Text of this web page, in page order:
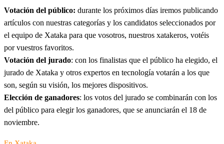
Votación del público: durante los próximos días iremos publicando
artículos con nuestras categorías y los candidatos seleccionados por
el equipo de Xataka para que vosotros, nuestros xatakeros, votéis
por vuestros favoritos.
Votación del jurado: con los finalistas que el público ha elegido, el
jurado de Xataka y otros expertos en tecnología votarán a los que
son, según su visión, los mejores dispositivos.
Elección de ganadores: los votos del jurado se combinarán con los
del público para elegir los ganadores, que se anunciarán el 18 de
noviembre.